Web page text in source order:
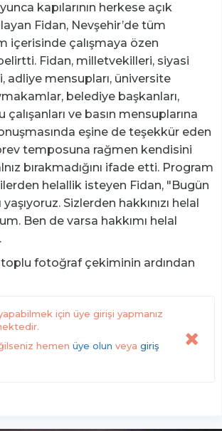
kapılarının herkese açık
Fidan, Nevşehir’de tüm
içerisinde çalışmaya özen
Fidan, milletvekilleri, siyasi
adliye mensupları, üniversite
belediye başkanları,
ve basın mensuplarına
eşine de teşekkür eden
temposuna rağmen kendisini
bırakmadığını ifade etti. Program
helallik isteyen Fidan, "Bugün
yaşıyoruz. Sizlerden hakkınızı helal
Ben de varsa hakkımı helal
toplu fotoğraf çekiminin ardından
için üye girişi yapmanız
hemen üye olun veya giriş